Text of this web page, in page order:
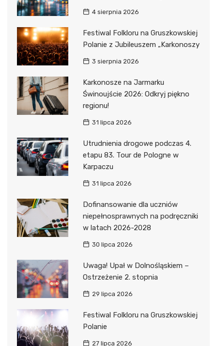
4 sierpnia 2026
Festiwal Folkloru na Gruszkowskiej
Polanie z Jubileuszem „Karkonoszy
3 sierpnia 2026
Karkonosze na Jarmarku
Świnoujście 2026: Odkryj piękno
regionu!
31 lipca 2026
Utrudnienia drogowe podczas 4.
etapu 83. Tour de Pologne w
Karpaczu
31 lipca 2026
Dofinansowanie dla uczniów
niepełnosprawnych na podręczniki
w latach 2026-2028
30 lipca 2026
Uwaga! Upał w Dolnośląskiem –
Ostrzeżenie 2. stopnia
29 lipca 2026
Festiwal Folkloru na Gruszkowskiej
Polanie
27 lipca 2026